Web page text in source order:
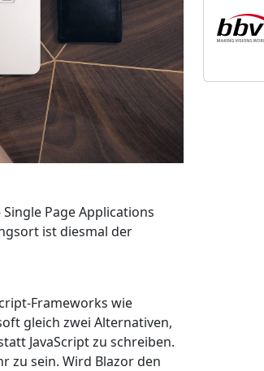
Page Applications
ist diesmal der
Frameworks wie
gleich zwei Alternativen,
JavaScript zu schreiben.
zu sein. Wird Blazor den
a
l
u